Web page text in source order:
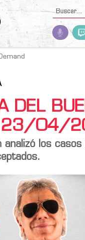
DEL
23/04/
los casos